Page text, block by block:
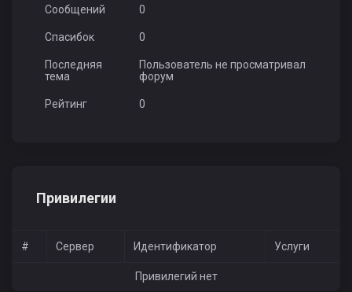
Сообщений 0
Спасибок 0
Последняя
тема
Пользователь не просматривал
форум
Рейтинг 0
Привилегии
# Сервер Идентификатор Услуги
Привилегий нет